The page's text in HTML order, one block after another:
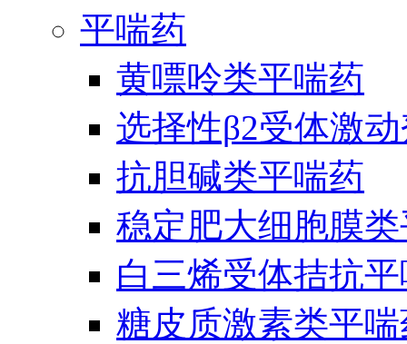
平喘药
黄嘌呤类平喘药
选择性β2受体激
抗胆碱类平喘药
稳定肥大细胞膜
白三烯受体拮抗
糖皮质激素类平